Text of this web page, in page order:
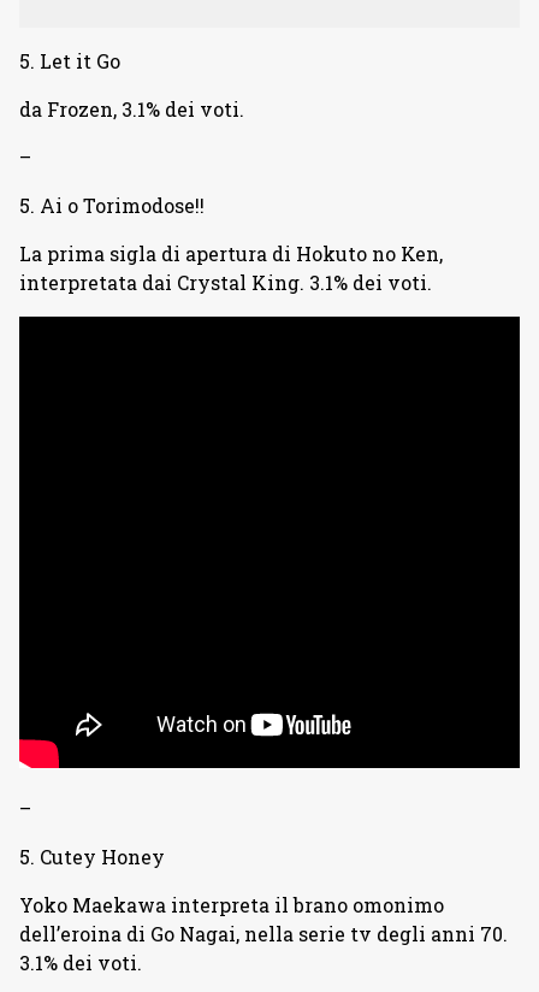
5. Let it Go
da Frozen, 3.1% dei voti.
–
5. Ai o Torimodose!!
La prima sigla di apertura di Hokuto no Ken,
interpretata dai Crystal King. 3.1% dei voti.
–
5. Cutey Honey
Yoko Maekawa interpreta il brano omonimo
dell’eroina di Go Nagai, nella serie tv degli anni 70.
3.1% dei voti.